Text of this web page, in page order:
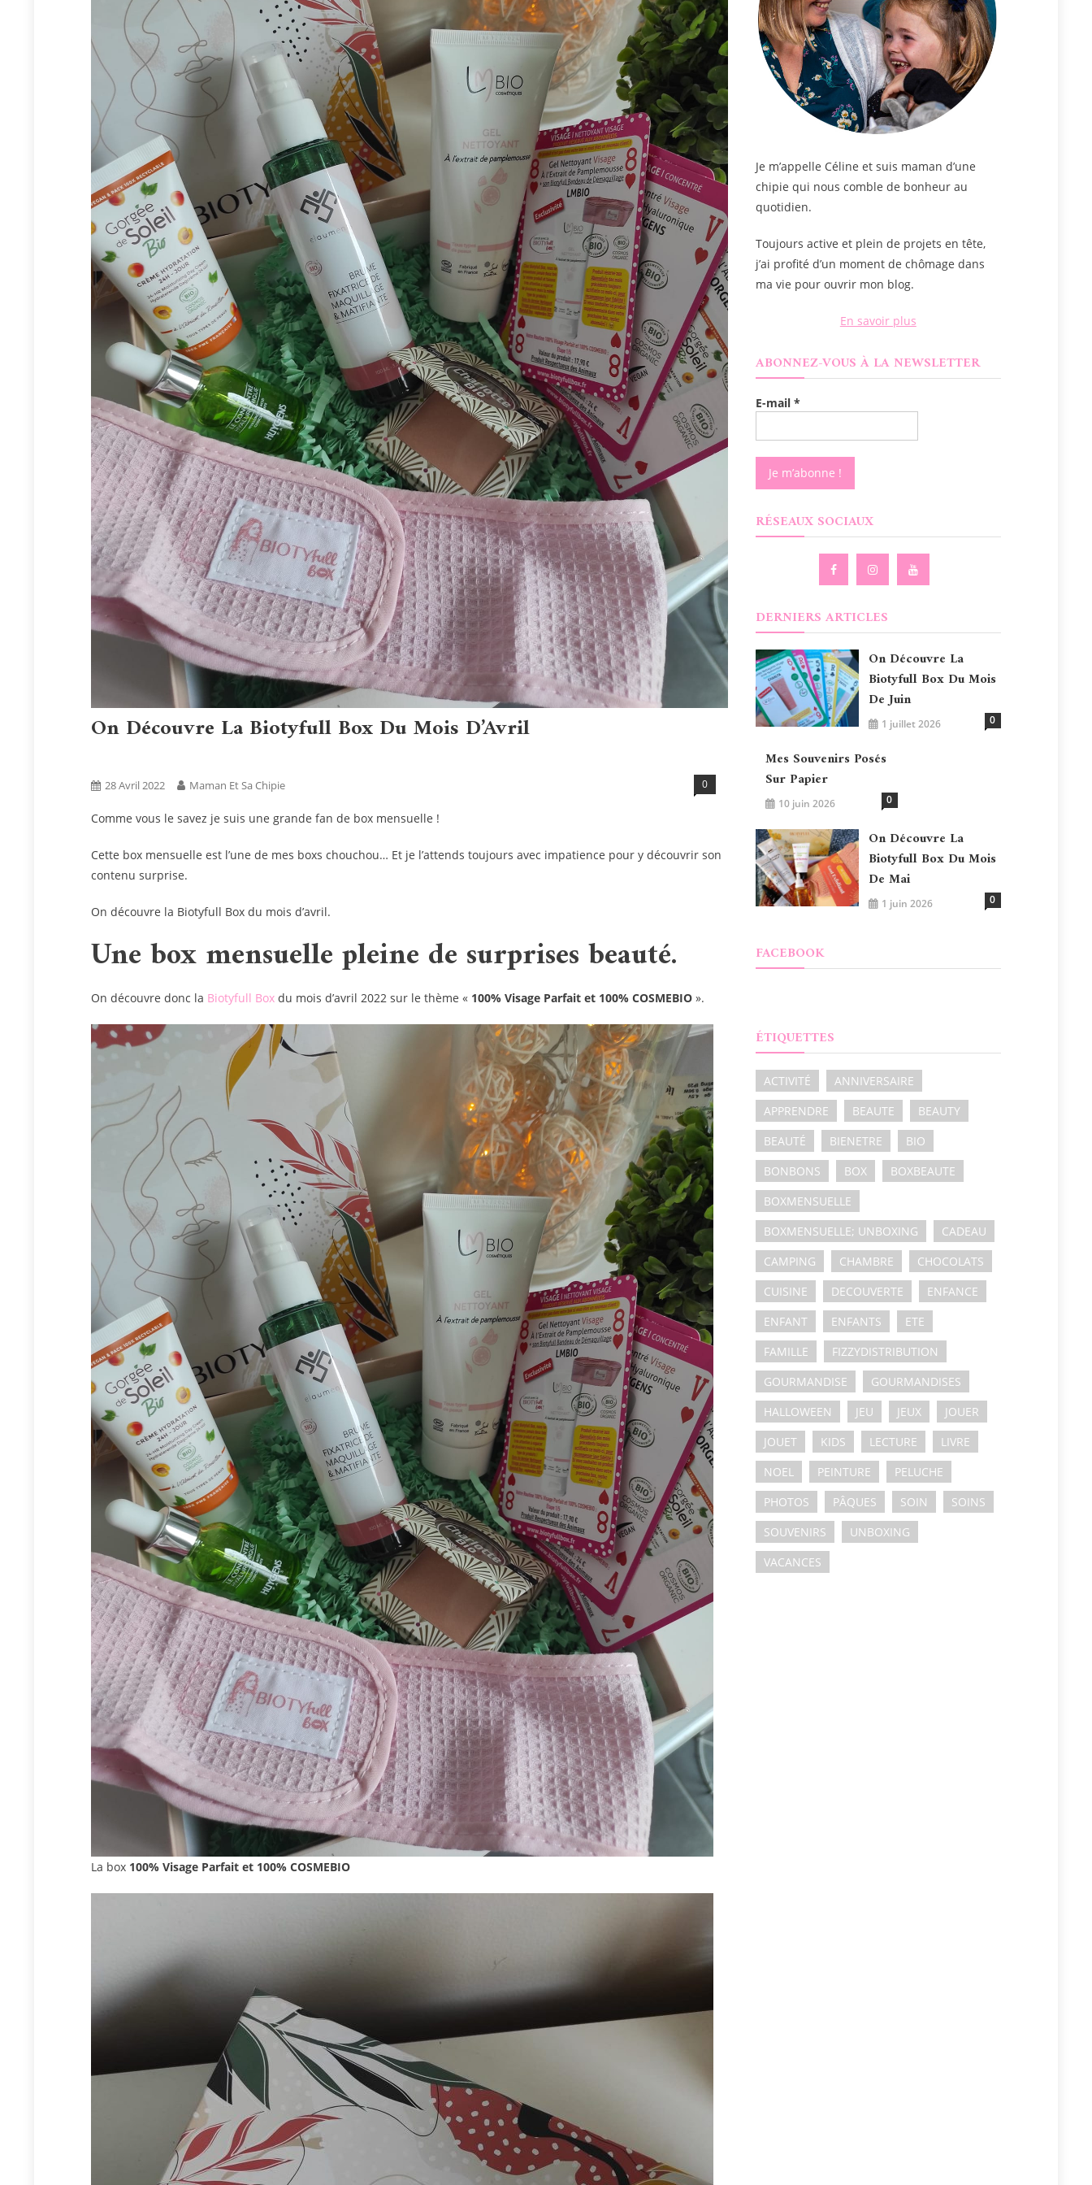
On Découvre La Biotyfull Box Du Mois D’Avril
28 Avril 2022 Maman Et Sa Chipie 0
Comme vous le savez je suis une grande fan de box mensuelle !
Cette box mensuelle est l’une de mes boxs chouchou… Et je l’attends toujours avec impatience pour y découvrir son
contenu surprise.
On découvre la Biotyfull Box du mois d’avril.
Une box mensuelle pleine de surprises beauté.
On découvre donc la Biotyfull Box du mois d’avril 2022 sur le thème « 100% Visage Parfait et 100% COSMEBIO ».
La box 100% Visage Parfait et 100% COSMEBIO
Je m’appelle Céline et suis maman d’une
chipie qui nous comble de bonheur au
quotidien.
Toujours active et plein de projets en tête,
j’ai profité d’un moment de chômage dans
ma vie pour ouvrir mon blog.
En savoir plus
ABONNEZ-VOUS À LA NEWSLETTER
E-mail *
RÉSEAUX SOCIAUX
DERNIERS ARTICLES
On Découvre La
Biotyfull Box Du Mois
De Juin
1 juillet 2026 0
Mes Souvenirs Posés
Sur Papier
10 juin 2026 0
On Découvre La
Biotyfull Box Du Mois
De Mai
1 juin 2026 0
FACEBOOK
ÉTIQUETTES
ACTIVITÉ
ANNIVERSAIRE
APPRENDRE
BEAUTE
BEAUTY
BEAUTÉ
BIENETRE
BIO
BONBONS
BOX
BOXBEAUTE
BOXMENSUELLE
BOXMENSUELLE; UNBOXING
CADEAU
CAMPING
CHAMBRE
CHOCOLATS
CUISINE
DECOUVERTE
ENFANCE
ENFANT
ENFANTS
ETE
FAMILLE
FIZZYDISTRIBUTION
GOURMANDISE
GOURMANDISES
HALLOWEEN
JEU JEUX
JOUER
JOUET
KIDS LECTURE
LIVRE
NOEL
PEINTURE
PELUCHE
PHOTOS
PÂQUES SOIN
SOINS
SOUVENIRS
UNBOXING
VACANCES